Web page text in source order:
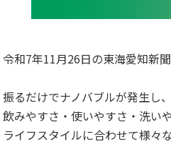
令和7年11月26日の東海愛知新
振るだけでナノバブルが発生し
飲みやすさ・使いやすさ・洗い
ライフスタイルに合わせて様々